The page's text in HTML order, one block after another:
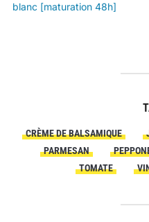
blanc [maturation 48h]
CRÈME DE BALSAMIQUE
PARMESAN
TOMATE